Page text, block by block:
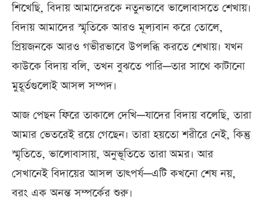
শিখেছি, বিদায় আমাদেরকে নতুনভাবে ভালোবাসতে শেখায়।
বিদায় আমাদের স্মৃতিকে আরও মূল্যবান করে তোলে,
প্রিয়জনকে আরও গভীরভাবে উপলব্ধি করতে শেখায়। যখন
কাউকে বিদায় বলি, তখন বুঝতে পারি—তার সাথে কাটানো
মুহূর্তগুলোই আসল সম্পদ।
আজ পেছন ফিরে তাকালে দেখি—যাদের বিদায় বলেছি, তারা
আমার ভেতরেই রয়ে গেছেন। তারা হয়তো শরীরে নেই, কিন্তু
স্মৃতিতে, ভালোবাসায়, অনুভূতিতে তারা অমর। আর
সেখানেই বিদায়ের আসল তাৎপর্য—এটি কখনো শেষ নয়,
বরং এক অনন্ত সম্পর্কের শুরু।